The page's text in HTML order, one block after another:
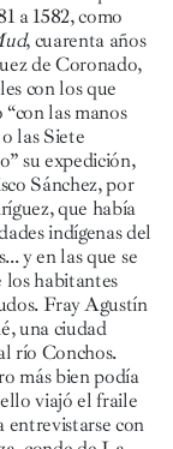
a 1582, como
, cuarenta años
de Coronado,
con los que
las manos
las Siete
su expedición,
Sánchez, por
que había
indígenas del
y en las que se
los habitantes
Fray Agustín
una ciudad
río Conchos.
más bien podía
viajó el fraile
entrevistarse con